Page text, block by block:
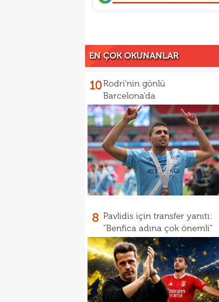
EN ÇOK OKUNANLAR
10Rodri'nin gönlü
Barcelona'da
8 Pavlidis için transfer yanıtı:
"Benfica adına çok önemli"